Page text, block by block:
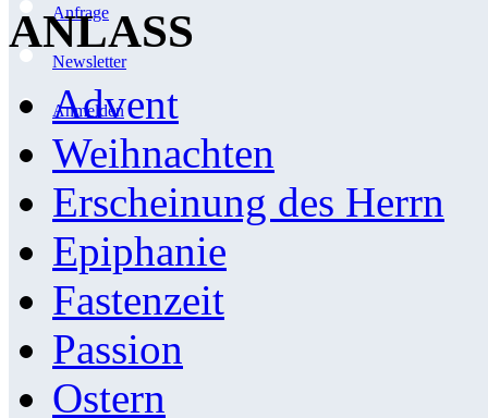
Anfrage
Newsletter
Anmelden
ANLASS
Advent
Weihnachten
Erscheinung des Herrn
Epiphanie
Fastenzeit
Passion
Ostern